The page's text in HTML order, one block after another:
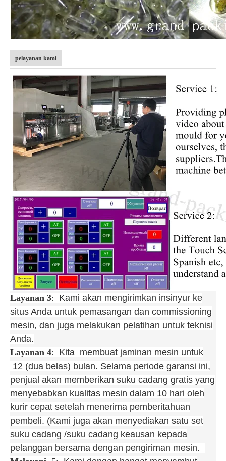
pelayanan kami
Layanan 3: Kami akan mengirimkan insinyur ke
situs Anda untuk pemasangan dan commissioning
mesin, dan juga melakukan pelatihan untuk teknisi
Anda.
Layanan 4: Kita membuat jaminan mesin untuk
12 (dua belas) bulan. Selama periode garansi ini,
penjual akan memberikan suku cadang gratis yang
menyebabkan kualitas mesin dalam 10 hari oleh
kurir cepat setelah menerima pemberitahuan
pembeli. (Kami juga akan menyediakan satu set
suku cadang /suku cadang keausan kepada
pelanggan bersama dengan pengiriman mesin.